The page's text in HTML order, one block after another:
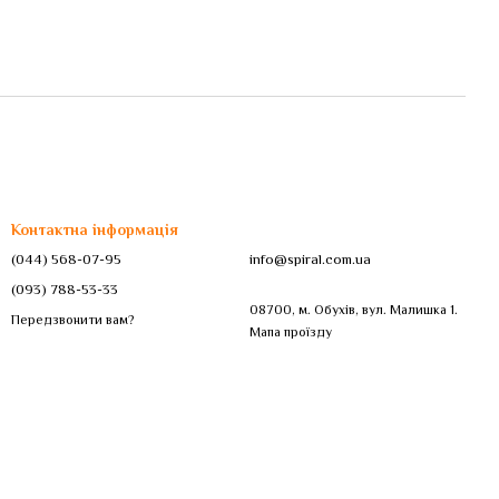
Контактна інформація
(044) 568-07-95
(093) 788-53-33
Передзвонити вам?
info@spiral.com.ua
08700, м. Обухів, вул. Малишка 1.
Мапа проїзду